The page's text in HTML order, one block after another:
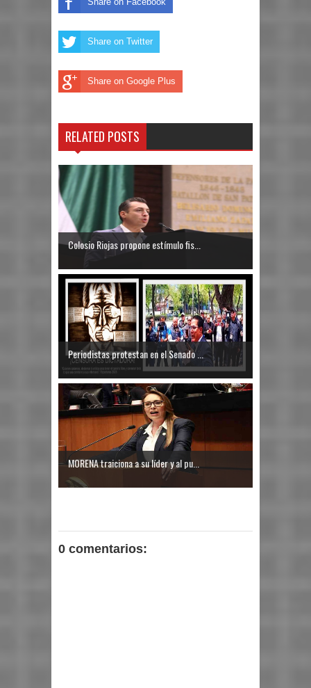
Share on Twitter
Share on Google Plus
RELATED POSTS
Colosio Riojas propone estímulo fis...
Periodistas protestan en el Senado ...
MORENA traiciona a su líder y al pu...
0 comentarios: